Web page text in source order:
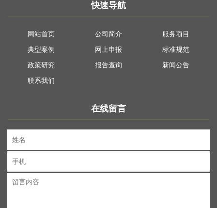
快速导航
网站首页 公司简介
服务项目
典型案例
网上申报
标准规范
政策研究
报告查询
新闻公告
联系我们
在线留言